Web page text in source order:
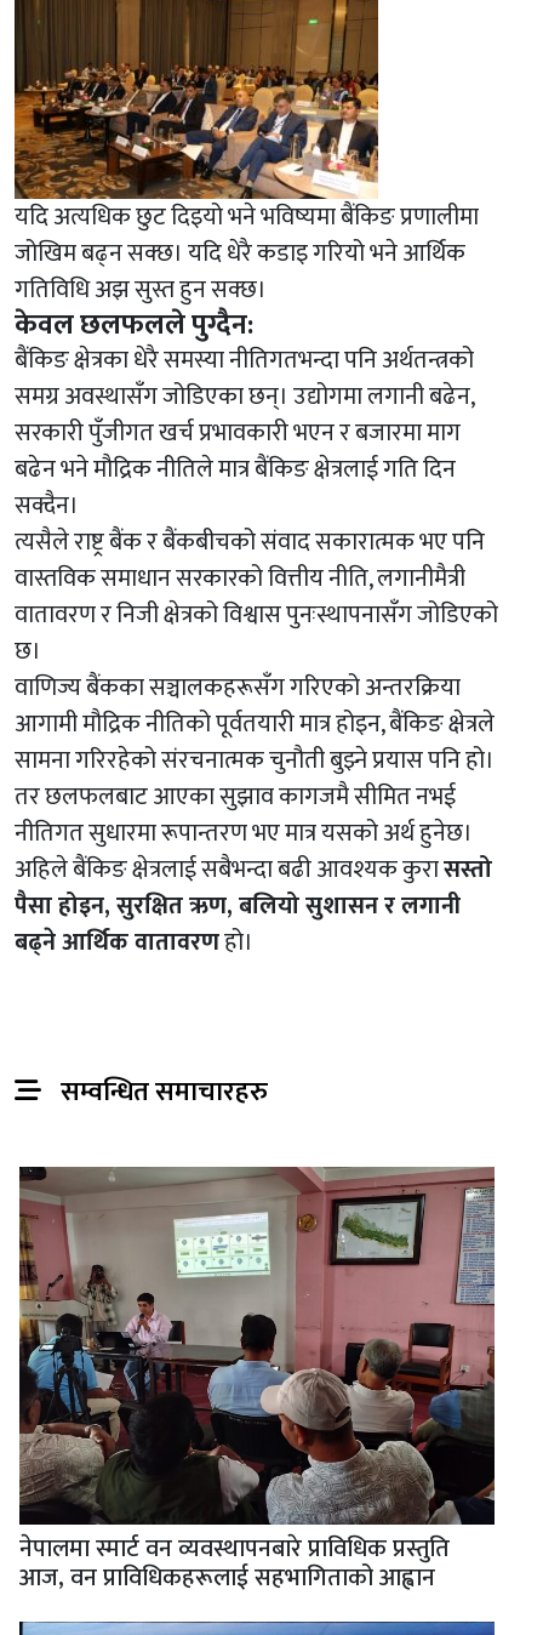
यदि अत्यधिक छुट दिइयो भने भविष्यमा बैंकिङ प्रणालीमा
जोखिम बढ्न सक्छ। यदि धेरै कडाइ गरियो भने आर्थिक
गतिविधि अझ सुस्त हुन सक्छ।
केवल छलफलले पुग्दैन:
बैंकिङ क्षेत्रका धेरै समस्या नीतिगतभन्दा पनि अर्थतन्त्रको
समग्र अवस्थासँग जोडिएका छन्। उद्योगमा लगानी बढेन,
सरकारी पुँजीगत खर्च प्रभावकारी भएन र बजारमा माग
बढेन भने मौद्रिक नीतिले मात्र बैंकिङ क्षेत्रलाई गति दिन
सक्दैन।
त्यसैले राष्ट्र बैंक र बैंकबीचको संवाद सकारात्मक भए पनि
वास्तविक समाधान सरकारको वित्तीय नीति, लगानीमैत्री
वातावरण र निजी क्षेत्रको विश्वास पुनःस्थापनासँग जोडिएको
छ।
वाणिज्य बैंकका सञ्चालकहरूसँग गरिएको अन्तरक्रिया
आगामी मौद्रिक नीतिको पूर्वतयारी मात्र होइन, बैंकिङ क्षेत्रले
सामना गरिरहेको संरचनात्मक चुनौती बुझ्ने प्रयास पनि हो।
तर छलफलबाट आएका सुझाव कागजमै सीमित नभई
नीतिगत सुधारमा रूपान्तरण भए मात्र यसको अर्थ हुनेछ।
अहिले बैंकिङ क्षेत्रलाई सबैभन्दा बढी आवश्यक कुरासस्तो
पैसा होइन, सुरक्षित ऋण, बलियो सुशासन र लगानी
बढ्ने आर्थिक वातावरणहो।
सम्वन्धित समाचारहरु
नेपालमा स्मार्ट वन व्यवस्थापनबारे प्राविधिक प्रस्तुति
आज, वन प्राविधिकहरूलाई सहभागिताको आह्वान